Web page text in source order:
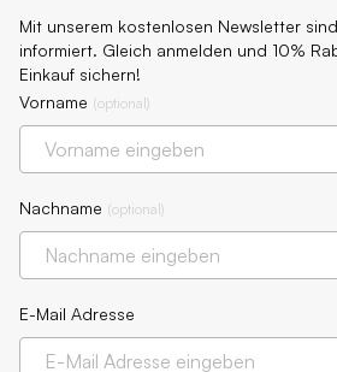
Mit unserem kostenlosen Newsletter
informiert. Gleich anmelden und 10%
Einkauf sichern!
Vorname (optional)
Nachname (optional)
E-Mail Adresse